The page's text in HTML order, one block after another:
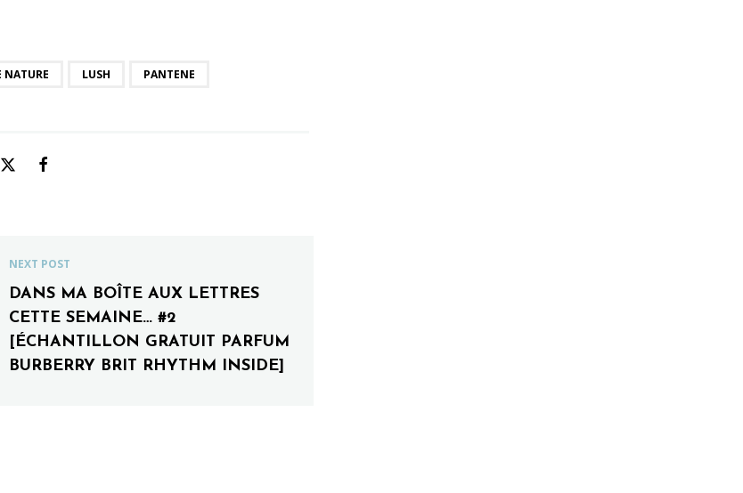
NATURE LUSH PANTENE
NEXT POST
DANS MA BOÎTE AUX LETTRES
CETTE SEMAINE… #2
[ÉCHANTILLON GRATUIT PARFUM
BURBERRY BRIT RHYTHM INSIDE]